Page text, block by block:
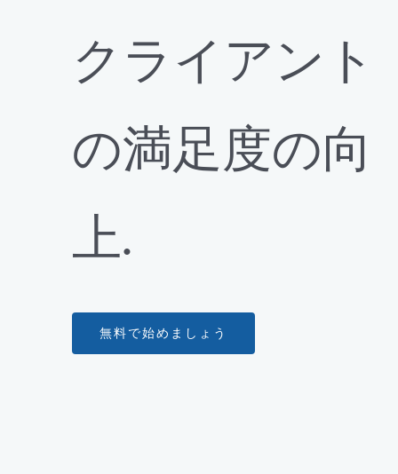
クライアント
の満足度の向
上.
無料で始めましょう